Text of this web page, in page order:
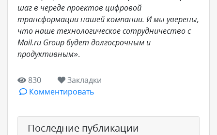
шаг в череде проектов цифровой
трансформации нашей компании. И мы уверены,
что наше технологическое сотрудничество с
Mail.ru Group будет долгосрочным и
продуктивным».
830
Закладки
Комментировать
Последние публикации